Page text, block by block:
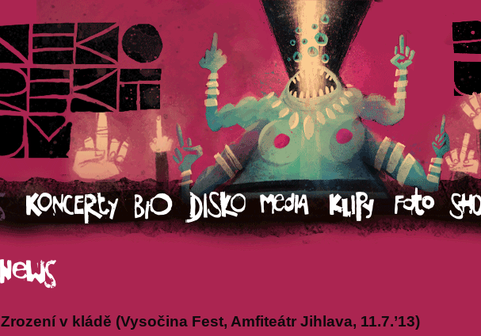
Zrození v kládě (Vysočina Fest, Amfiteátr Jihlava, 11.7.’13)